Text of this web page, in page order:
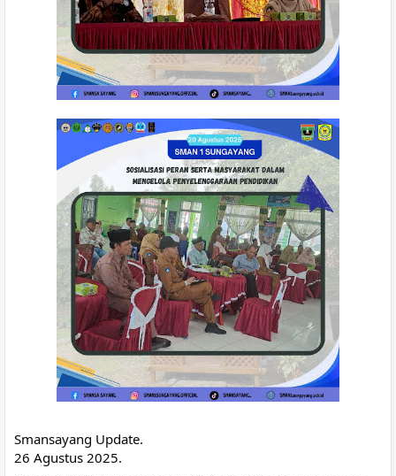
Smansayang Update.
26 Agustus 2025.